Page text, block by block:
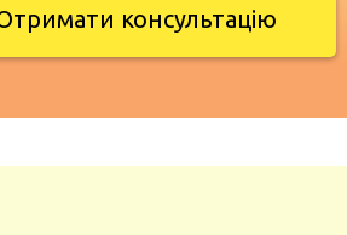
консультацію